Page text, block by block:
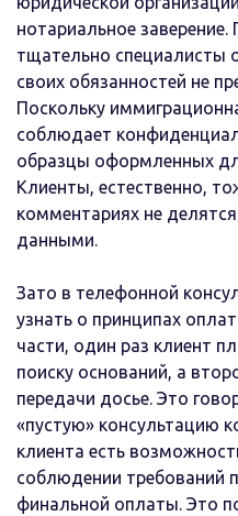
нотариальное заверение.
тщательно специалисты
своих обязанностей не
Поскольку
соблюдает
образцы оформленных
Клиенты, естественно,
комментариях не
данными.
Зато в телефонной
узнать о принципах
части, один раз клиент
поиску оснований, а
передачи досье. Это
«пустую» консультацию
клиента есть
соблюдении
финальной оплаты. Это